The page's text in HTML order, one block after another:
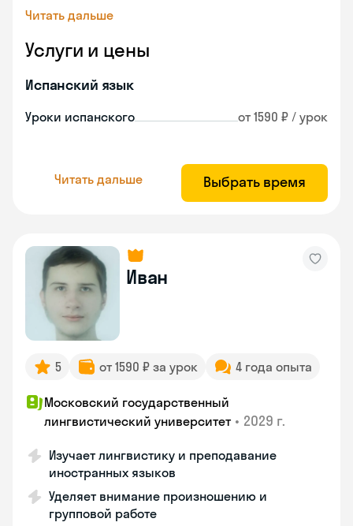
Читать дальше
Услуги и цены
Испанский язык
Уроки испанского от 1590 ₽ / урок
Читать дальше Выбрать время
Иван
5 от 1590 ₽ за урок 4 года опыта
Московский государственный
лингвистический университет • 2029 г.
Изучает лингвистику и преподавание
иностранных языков
Уделяет внимание произношению и
групповой работе